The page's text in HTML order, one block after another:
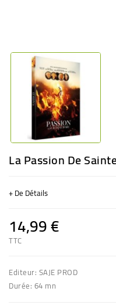
La Passion De
+ De Détails
14,99 €
TTC
Editeur: SAJE PROD
Durée: 64 mn